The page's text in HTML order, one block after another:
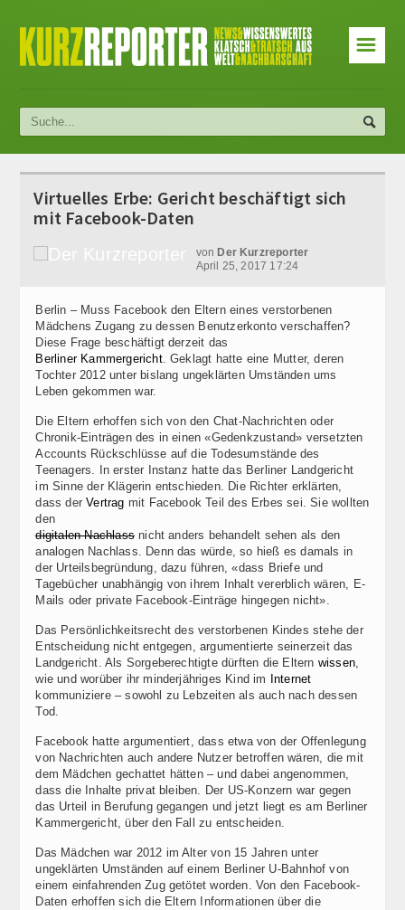
☰
Virtuelles Erbe: Gericht beschäftigt sich
mit Facebook-Daten
von Der Kurzreporter
April 25, 2017 17:24
Berlin – Muss Facebook den Eltern eines verstorbenen
Mädchens Zugang zu dessen Benutzerkonto verschaffen?
Diese Frage beschäftigt derzeit das
Berliner Kammergericht. Geklagt hatte eine Mutter, deren
Tochter 2012 unter bislang ungeklärten Umständen ums
Leben gekommen war.
Die Eltern erhoffen sich von den Chat-Nachrichten oder
Chronik-Einträgen des in einen «Gedenkzustand» versetzten
Accounts Rückschlüsse auf die Todesumstände des
Teenagers. In erster Instanz hatte das Berliner Landgericht
im Sinne der Klägerin entschieden. Die Richter erklärten,
dass derVertrag mit Facebook Teil des Erbes sei. Sie wollten
den
digitalen Nachlassnicht anders behandelt sehen als den
analogen Nachlass. Denn das würde, so hieß es damals in
der Urteilsbegründung, dazu führen, «dass Briefe und
Tagebücher unabhängig von ihrem Inhalt vererblich wären, E-
Mails oder private Facebook-Einträge hingegen nicht».
Das Persönlichkeitsrecht des verstorbenen Kindes stehe der
Entscheidung nicht entgegen, argumentierte seinerzeit das
Landgericht. Als Sorgeberechtigte dürften die Eltern wissen,
wie und worüber ihr minderjähriges Kind im
Internet
kommuniziere – sowohl zu Lebzeiten als auch nach dessen
Tod.
Facebook hatte argumentiert, dass etwa von der Offenlegung
von Nachrichten auch andere Nutzer betroffen wären, die mit
dem Mädchen gechattet hätten – und dabei angenommen,
dass die Inhalte privat bleiben. Der US-Konzern war gegen
das Urteil in Berufung gegangen und jetzt liegt es am Berliner
Kammergericht, über den Fall zu entscheiden.
Das Mädchen war 2012 im Alter von 15 Jahren unter
ungeklärten Umständen auf einem Berliner U-Bahnhof von
einem einfahrenden Zug getötet worden. Von den Facebook-
Daten erhoffen sich die Eltern Informationen über die